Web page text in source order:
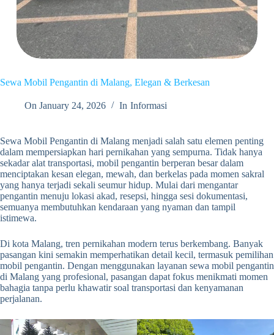
Sewa Mobil Pengantin di Malang, Elegan & Berkesan
On January 24, 2026 In Informasi
Sewa Mobil Pengantin di Malang menjadi salah satu elemen penting
dalam mempersiapkan hari pernikahan yang sempurna. Tidak hanya
sekadar alat transportasi, mobil pengantin berperan besar dalam
menciptakan kesan elegan, mewah, dan berkelas pada momen sakral
yang hanya terjadi sekali seumur hidup. Mulai dari mengantar
pengantin menuju lokasi akad, resepsi, hingga sesi dokumentasi,
semuanya membutuhkan kendaraan yang nyaman dan tampil
istimewa.
Di kota Malang, tren pernikahan modern terus berkembang. Banyak
pasangan kini semakin memperhatikan detail kecil, termasuk pemilihan
mobil pengantin. Dengan menggunakan layanan sewa mobil pengantin
di Malang yang profesional, pasangan dapat fokus menikmati momen
bahagia tanpa perlu khawatir soal transportasi dan kenyamanan
perjalanan.